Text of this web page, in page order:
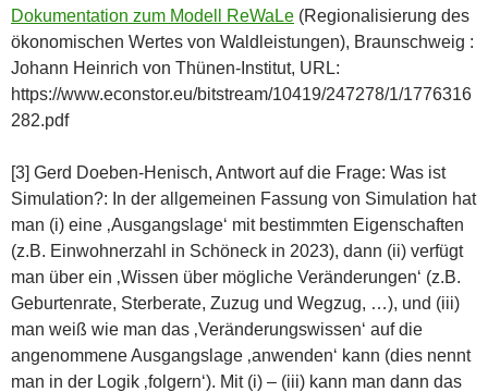
Dokumentation zum Modell ReWaLe (Regionalisierung des
ökonomischen Wertes von Waldleistungen), Braunschweig :
Johann Heinrich von Thünen-Institut, URL:
https://www.econstor.eu/bitstream/10419/247278/1/1776316
282.pdf
[3] Gerd Doeben-Henisch, Antwort auf die Frage: Was ist
Simulation?: In der allgemeinen Fassung von Simulation hat
man (i) eine ‚Ausgangslage‘ mit bestimmten Eigenschaften
(z.B. Einwohnerzahl in Schöneck in 2023), dann (ii) verfügt
man über ein ‚Wissen über mögliche Veränderungen‘ (z.B.
Geburtenrate, Sterberate, Zuzug und Wegzug, …), und (iii)
man weiß wie man das ‚Veränderungswissen‘ auf die
angenommene Ausgangslage ‚anwenden‘ kann (dies nennt
man in der Logik ‚folgern‘). Mit (i) – (iii) kann man dann das